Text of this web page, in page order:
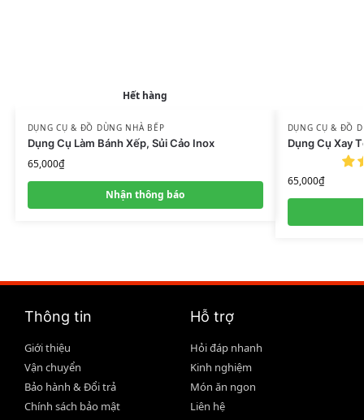
Hết hàng
DỤNG CỤ & ĐỒ DÙNG NHÀ BẾP
Dụng Cụ Làm Bánh Xếp, Sủi Cảo Inox
65,000₫
Nhận thông báo
DỤNG CỤ & ĐỒ
Dụng Cụ Xay
65,000₫
Thông tin
Giới thiệu
Vận chuyển
Bảo hành & Đổi trả
Chính sách bảo mật
Hỗ trợ
Hỏi đáp nhanh
Kinh nghiệm
Món ăn ngon
Liên hệ